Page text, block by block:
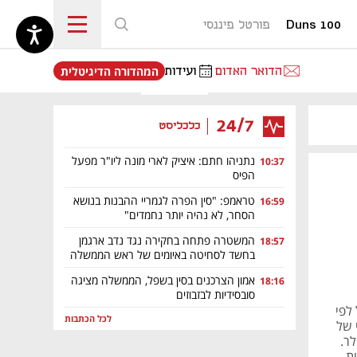
Duns 100 פורטל פיננסי
הדואר האדום ועידות
נפתח בכרטיסייה חדשה
המהדורה הדיגיטלית
24/7 כלכליסט
10:37 נתניהו חתם: איציק לארי מונה ליו"ר מפעל
הפיס
16:59 טראמפ: "סין הפרה לגמריי ההבנות בנושא
הסחר, לא נהיה יותר נחמדים"
18:57 המשטרה פתחה בחקירה נגד נדב ארגמן
בחשד לסחיטה באיומים של ראש הממשלה
18:16 אמון הצרכנים בסין בשפל, הממשלה מציגה
סובסידיות לבזבוזים
לכל הכתבות
מיליון שקל לפי
של
כ-2 מיליון דולר.